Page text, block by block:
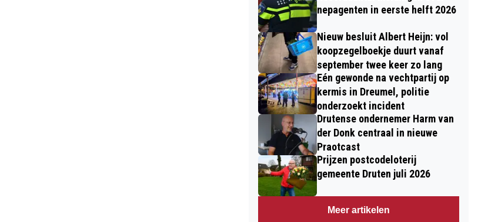
nepagenten in eerste helft 2026
Nieuw besluit Albert Heijn: vol
koopzegelboekje duurt vanaf
september twee keer zo lang
Eén gewonde na vechtpartij op
kermis in Dreumel, politie
onderzoekt incident
Drutense ondernemer Harm van
der Donk centraal in nieuwe
Praotcast
Prijzen postcodeloterij
gemeente Druten juli 2026
Meer artikelen